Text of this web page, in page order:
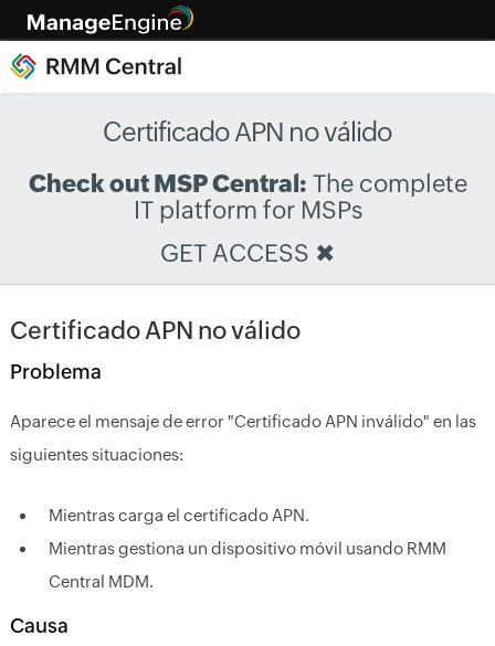
Certificado APN no válido
Check out MSP Central: The complete
IT platform for MSPs
GET ACCESS ✖
Certificado APN no válido
Problema
Aparece el mensaje de error "Certificado APN inválido" en las
siguientes situaciones:
Mientras carga el certificado APN.
Mientras gestiona un dispositivo móvil usando RMM
Central MDM.
Causa